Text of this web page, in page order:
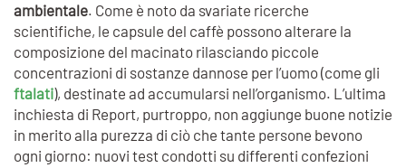
ambientale. Come è noto da svariate ricerche
scientifiche, le capsule del caffè possono alterare la
composizione del macinato rilasciando piccole
concentrazioni di sostanze dannose per l’uomo (come gli
ftalati), destinate ad accumularsi nell’organismo. L’ultima
inchiesta di Report, purtroppo, non aggiunge buone notizie
in merito alla purezza di ciò che tante persone bevono
ogni giorno: nuovi test condotti su differenti confezioni